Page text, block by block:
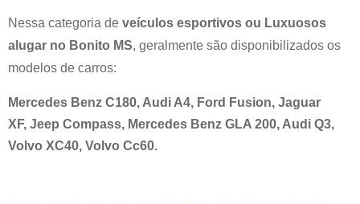
Nessa categoria de veículos esportivos ou Luxuosos
alugar no Bonito MS, geralmente são disponibilizados os
modelos de carros:
Mercedes Benz C180, Audi A4, Ford Fusion, Jaguar
XF, Jeep Compass, Mercedes Benz GLA 200, Audi Q3,
Volvo XC40, Volvo Cc60.